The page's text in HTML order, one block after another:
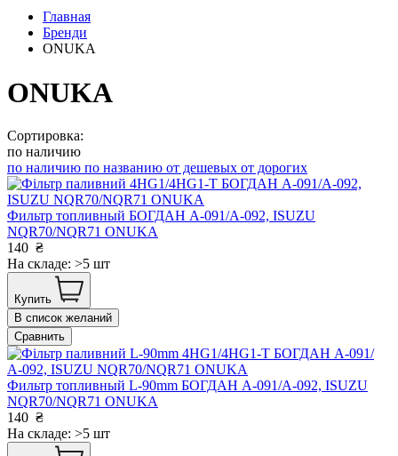
Главная
Бренди
ONUKA
ONUKA
Сортировка:
по наличию
по наличию по названию от дешевых от дорогих
Фильтр топливный БОГДАН А-091/А-092, ISUZU
NQR70/NQR71 ONUKA
140 ₴
На складе: >5 шт
Купить
В список желаний
Сравнить
Фильтр топливный L-90mm БОГДАН А-091/А-092, ISUZU
NQR70/NQR71 ONUKA
140 ₴
На складе: >5 шт